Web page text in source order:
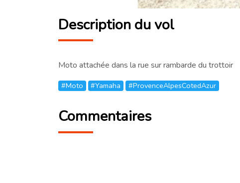
Description du vol
Moto attachée dans la rue sur rambarde du trottoir
#Moto #Yamaha #ProvenceAlpesCotedAzur
Commentaires